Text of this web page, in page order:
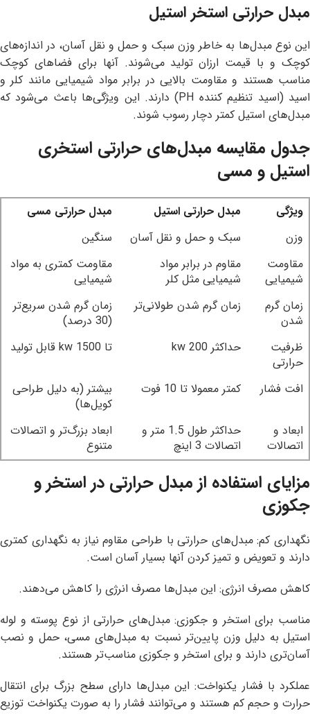
مبدل حرارتی استخر استیل
این نوع مبدل‌ها به خاطر وزن سبک و حمل و نقل آسان، در اندازه‌های
کوچک و با قیمت ارزان تولید می‌شوند. آنها برای فضاهای کوچک
مناسب هستند و مقاومت بالایی در برابر مواد شیمیایی مانند کلر و
اسید (اسید تنظیم کننده PH) دارند. این ویژگی‌ها باعث می‌شود که
مبدل‌های استیل کمتر دچار رسوب شوند.
جدول مقایسه مبدل‌های حرارتی استخری
استیل و مسی
ویژگی مبدل حرارتی استیل
مبدل حرارتی مسی
وزن
سبک و حمل و نقل آسان
سنگین
مقاومت
شیمیایی
مقاوم در برابر مواد
شیمیایی مثل کلر
مقاومت کمتری به مواد
شیمیایی
زمان گرم
شدن
زمان گرم شدن طولانی‌تر
زمان گرم شدن سریع‌تر
(30 درصد)
ظرفیت
حرارتی
حداکثر 200 kw تا 1500 kw قابل تولید
افت فشار کمتر معمولا تا 10 فوت
بیشتر (به دلیل طراحی
کویل‌ها)
ابعاد و
اتصالات
حداکثر طول 1.5 متر و
اتصالات 3 اینچ
ابعاد بزرگ‌تر و اتصالات
متنوع
مزایای استفاده از مبدل حرارتی در استخر و
جکوزی
نگهداری کم: مبدل‌های حرارتی با طراحی مقاوم نیاز به نگهداری کمتری
دارند و تعویض و تمیز کردن آنها بسیار آسان است.
کاهش مصرف انرژی: این مبدل‌ها مصرف انرژی را کاهش می‌دهند.
مناسب برای استخر و جکوزی: مبدل‌های حرارتی از نوع پوسته و لوله
استیل به دلیل وزن پایین‌تر نسبت به مبدل‌های مسی، حمل و نصب
آسان‌تری دارند و برای استخر و جکوزی مناسب‌تر هستند.
عملکرد با فشار یکنواخت: این مبدل‌ها دارای سطح بزرگ برای انتقال
حرارت و حجم کم هستند و می‌توانند فشار را به صورت یکنواخت توزیع